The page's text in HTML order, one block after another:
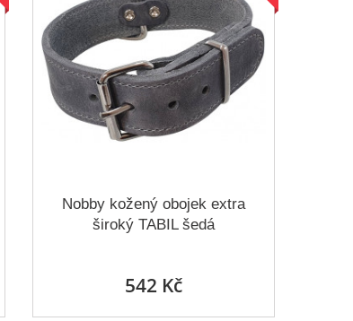
Nobby kožený obojek extra
široký TABIL šedá
542 Kč